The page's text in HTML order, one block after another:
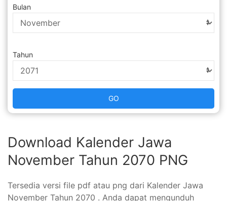
Bulan
Tahun
GO
Download Kalender Jawa
November Tahun 2070 PNG
Tersedia versi file pdf atau png dari Kalender Jawa
November Tahun 2070 . Anda dapat mengunduh